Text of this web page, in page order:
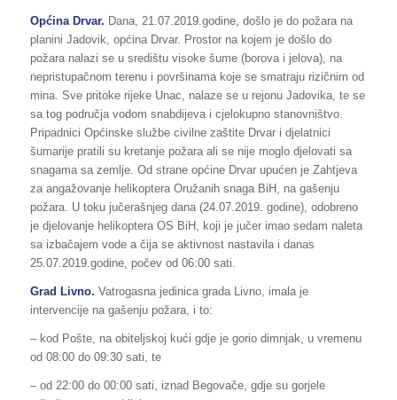
Općina Drvar. Dana, 21.07.2019.godine, došlo je do požara na
planini Jadovik, općina Drvar. Prostor na kojem je došlo do
požara nalazi se u središtu visoke šume (borova i jelova), na
nepristupačnom terenu i površinama koje se smatraju rizičnim od
mina. Sve pritoke rijeke Unac, nalaze se u rejonu Jadovika, te se
sa tog područja vodom snabdijeva i cjelokupno stanovništvo.
Pripadnici Općinske službe civilne zaštite Drvar i djelatnici
šumarije pratili su kretanje požara ali se nije moglo djelovati sa
snagama sa zemlje. Od strane općine Drvar upućen je Zahtjeva
za angažovanje helikoptera Oružanih snaga BiH, na gašenju
požara. U toku jučerašnjeg dana (24.07.2019. godine), odobreno
je djelovanje helikoptera OS BiH, koji je jučer imao sedam naleta
sa izbačajem vode a čija se aktivnost nastavila i danas
25.07.2019.godine, počev od 06:00 sati.
Grad Livno. Vatrogasna jedinica grada Livno, imala je
intervencije na gašenju požara, i to:
– kod Pošte, na obiteljskoj kući gdje je gorio dimnjak, u vremenu
od 08:00 do 09:30 sati, te
– od 22:00 do 00:00 sati, iznad Begovače, gdje su gorjele